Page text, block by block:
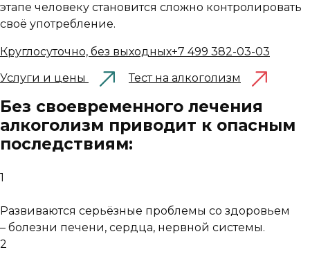
этапе человеку становится сложно контролировать
своё употребление.
Круглосуточно, без выходных+7 499 382-03-03
Услуги и цены Тест на алкоголизм
Без своевременного лечения
алкоголизм приводит к опасным
последствиям:
1
Развиваются серьёзные проблемы со здоровьем
– болезни печени, сердца, нервной системы.
2